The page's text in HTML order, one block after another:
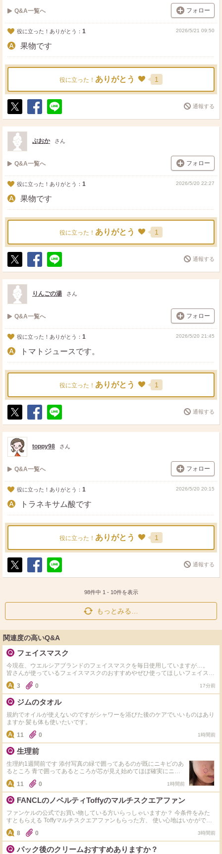
Q&A一覧へ フォロー
役に立った！ありがとう： 1 2026/5/21 09:50
果物です
役に立った！ ありがとう 1
ポ
ス
ト
シ
ェ
送
る
通報する
ぷおか さん
Q&A一覧へ フォロー
役に立った！ありがとう： 1 2026/5/20 22:27
果物です
役に立った！ ありがとう 1
ポ
ス
ト
シ
ェ
送
る
通報する
りんごの湯 さん
Q&A一覧へ フォロー
役に立った！ありがとう： 1 2026/5/20 21:45
トマトジュースです。
役に立った！ ありがとう 1
ポ
ス
ト
シ
ェ
送
る
通報する
toppy98 さん
Q&A一覧へ フォロー
役に立った！ありがとう： 1 2026/5/20 20:15
トラネキサム酸です
役に立った！ ありがとう 1
ポ
シ
送
通報する
98件中 1 - 10件を表示
もっとみる…
関連度の高いQ&A
フェイスマスク
今現在、ウエルシアブランドのフェイスマスクを毎日使用していますが…。
皆さんが使っているフェイスマスクのおすすめやぜひ使ってほしいフェイスマ
スクがありましたら、教えて下さいお願いします。
3 0 17分前
ジムのタオル
規約でオイルが使えないのですがシャワーを浴びた後のケアでいいものはあり
ますか 髪も体も使いたいです。
11
0 1時間前
生理前
生理約1週間前です 添付写真の緑で囲ってあるのが既にニキビのあ
るところ 青で囲ってあるところが芯が見え始めてほぼ確実にニキ
ビになるだろうなというところです。 こういったニキビがだんだ
んと増えていって顔中ニキビだらけになるのですが みなさんなら
こういう時どんなケアをしますか？ 酵素洗顔はしないほうがいい
ですか？？ 皮膚科の薬は持っていて朝晩塗ってます。 スキンケア
はノンコメドジェニックです。 なるべく悪化させたり数を増やし
たくないのです。 スキンケアやインナーケアなど何でも構いませ
ん。 皆さんの知恵を貸してください。
11 0 1時間前
FANCLのノベルティToffyのマルチスクエアファン
ファンケルの公式でお買い物している方いらっしゃいますか？ 今条件をみた
すともらえる Toffyマルチスクエアファンもらった方、 使い心地はいかがです
か？ これをもらうために注文しようか迷い中で…。 洗顔とスキンケアFANCL
使ってるけど、家のストックは余裕があり、年末になればまたキャンペーンや
るだろうから、その時に金額いくように今は買わずにいようかなとか考えちゃ
う。 いずれ使うものだし買おうかな、でもストック増えると邪魔だなとか…
8 0 3時間前
パック後のクリームおすすめありますか？